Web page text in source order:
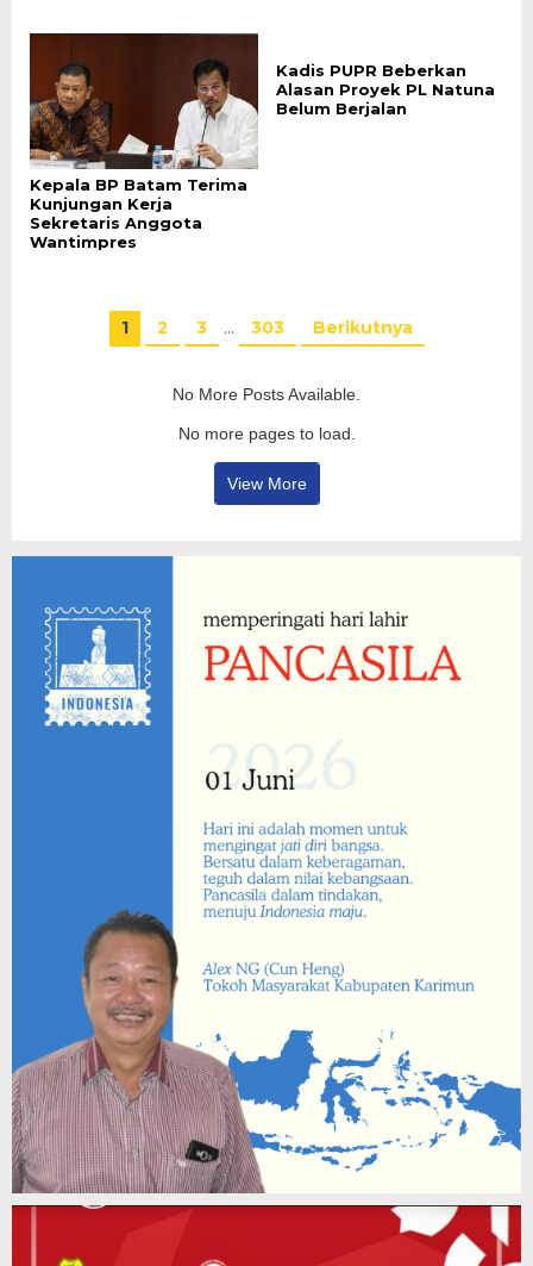
Kepala BP Batam Terima
Kunjungan Kerja
Sekretaris Anggota
Wantimpres
Kadis PUPR Beberkan
Alasan Proyek PL Natuna
Belum Berjalan
1 2 3 … 303 Berikutnya
No More Posts Available.
No more pages to load.
View More